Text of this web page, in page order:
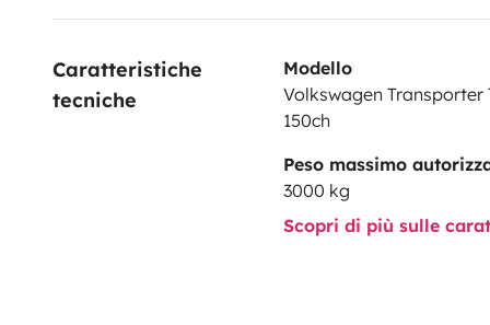
Caratteristiche
tecniche
Modello
Volkswagen Transporter
150ch
Peso massimo
3000 kg
Scopri di più sulle